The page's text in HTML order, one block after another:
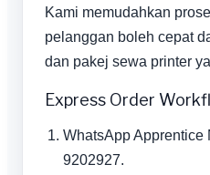
Kami memudahkan
pelanggan boleh cepat
dan pakej sewa printer
Express Order
WhatsApp Apprentice
9202927.